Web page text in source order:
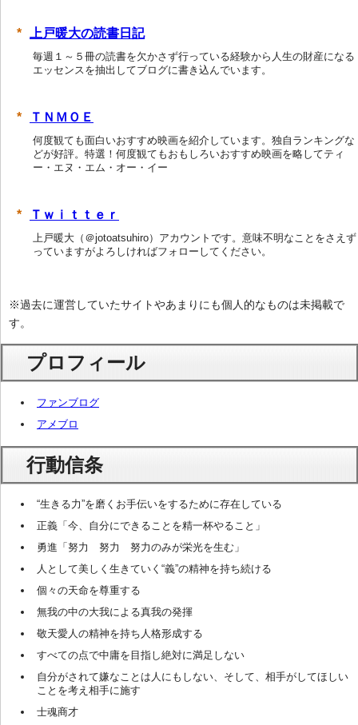
上戸暖大の読書日記
毎週１～５冊の読書を欠かさず行っている経験から人生の財産になる
エッセンスを抽出してブログに書き込んでいます。
ＴＮＭＯＥ
何度観ても面白いおすすめ映画を紹介しています。独自ランキングな
どが好評。特選！何度観てもおもしろいおすすめ映画を略してティ
ー・エヌ・エム・オー・イー
Ｔｗｉｔｔｅｒ
上戸暖大（＠jotoatsuhiro）アカウントです。意味不明なことをさえず
っていますがよろしければフォローしてください。
※過去に運営していたサイトやあまりにも個人的なものは未掲載で
す。
プロフィール
ファンブログ
アメブロ
行動信条
“生きる力”を磨くお手伝いをするために存在している
正義「今、自分にできることを精一杯やること」
勇進「努力 努力 努力のみが栄光を生む」
人として美しく生きていく“義”の精神を持ち続ける
個々の天命を尊重する
無我の中の大我による真我の発揮
敬天愛人の精神を持ち人格形成する
すべての点で中庸を目指し絶対に満足しない
自分がされて嫌なことは人にもしない、そして、相手がしてほしい
ことを考え相手に施す
士魂商才